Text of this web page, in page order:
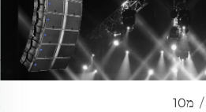
/ מ10